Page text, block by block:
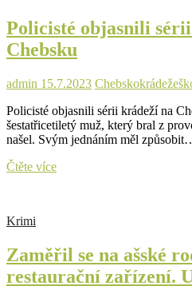
zatím
neznámý
vtipálek.
ho
vyjít
draho
Policisté objasnili
Chebsku
admin 15.7.2023 Chebskokrádeže
Policisté objasnili sérii krádeží na
šestatřicetiletý muž, který bral z
našel. Svým jednáním měl
Čtěte vícePolicisté
Krimi
Zaměřil se na ašské
restaurační zařízení.